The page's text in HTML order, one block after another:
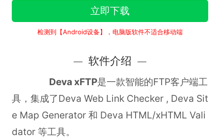
立即下载
检测到【Android设备】，电脑版软件不适合移动端
软件介绍
Deva xFTP是一款智能的FTP客户端工
具，集成了Deva Web Link Checker , Deva Sit
e Map Generator 和 Deva HTML/xHTML Vali
dator 等工具。